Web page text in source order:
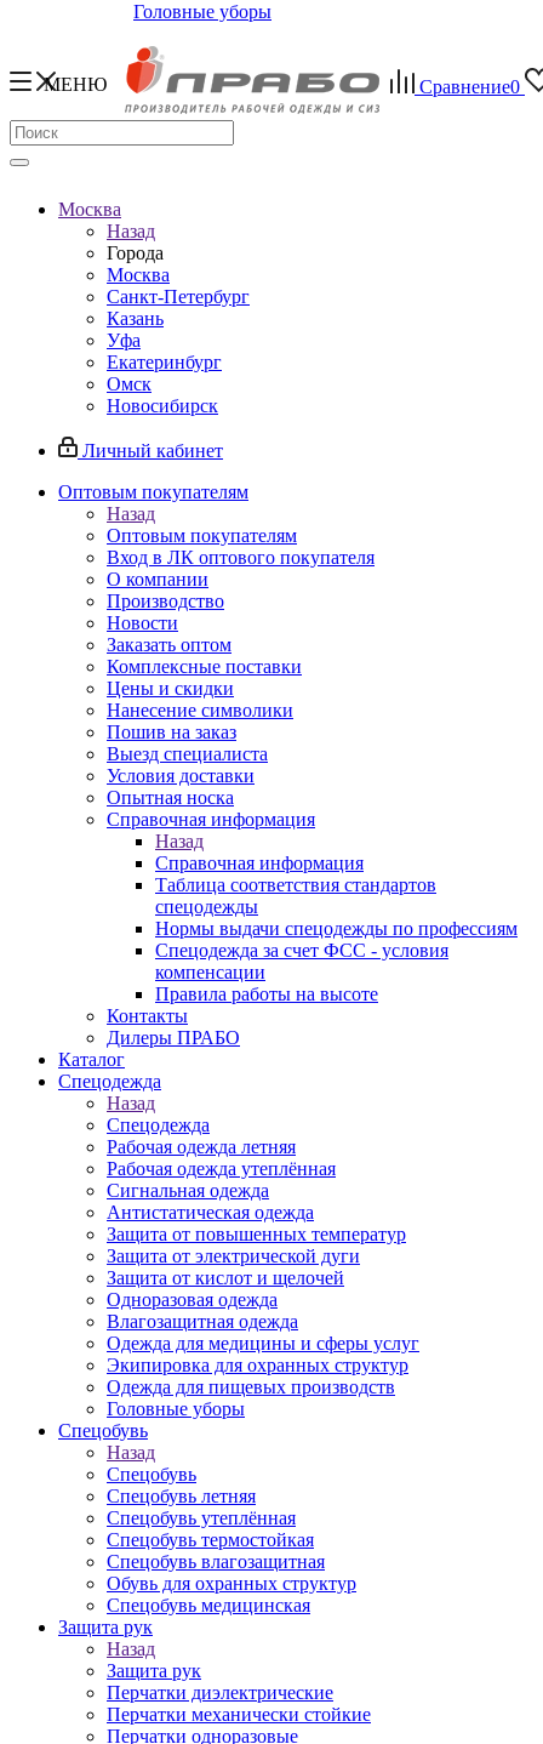
Головные уборы
МЕНЮ Сравнение0
Москва
Назад
Города
Москва
Санкт-Петербург
Казань
Уфа
Екатеринбург
Омск
Новосибирск
Личный кабинет
Оптовым покупателям
Назад
Оптовым покупателям
Вход в ЛК оптового покупателя
О компании
Производство
Новости
Заказать оптом
Комплексные поставки
Цены и скидки
Нанесение символики
Пошив на заказ
Выезд специалиста
Условия доставки
Опытная носка
Справочная информация
Назад
Справочная информация
Таблица соответствия стандартов
спецодежды
Нормы выдачи спецодежды по профессиям
Спецодежда за счет ФСС - условия
компенсации
Правила работы на высоте
Контакты
Дилеры ПРАБО
Каталог
Спецодежда
Назад
Спецодежда
Рабочая одежда летняя
Рабочая одежда утеплённая
Сигнальная одежда
Антистатическая одежда
Защита от повышенных температур
Защита от электрической дуги
Защита от кислот и щелочей
Одноразовая одежда
Влагозащитная одежда
Одежда для медицины и сферы услуг
Экипировка для охранных структур
Одежда для пищевых производств
Головные уборы
Спецобувь
Назад
Спецобувь
Спецобувь летняя
Спецобувь утеплённая
Спецобувь термостойкая
Спецобувь влагозащитная
Обувь для охранных структур
Спецобувь медицинская
Защита рук
Назад
Защита рук
Перчатки диэлектрические
Перчатки механически стойкие
Перчатки одноразовые